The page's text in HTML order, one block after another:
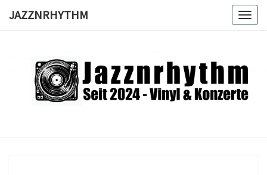
JAZZNRHYTHM
Seit
2024 –